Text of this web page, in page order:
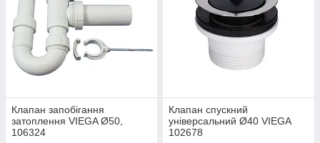
Клапан запобiгання
затоплення VIEGA Ø50,
106324
Клапан спускний
унiверсальний Ø40 VIEGA
102678